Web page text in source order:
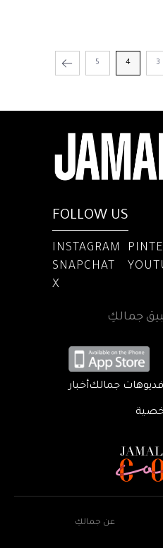
3
4
5
FOLLOW US
INSTAGRAM
SNAPCHAT
X
جمالكِ
فديوهات جمالكأخبار
عن جمالكِ